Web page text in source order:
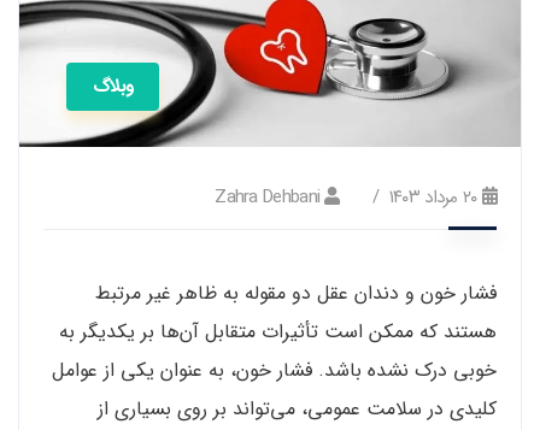
وبلاگ
۲۰ مرداد ۱۴۰۳ Zahra Dehbani
فشار خون و دندان عقل دو مقوله به ظاهر غیر مرتبط
هستند که ممکن است تأثیرات متقابل آن‌ها بر یکدیگر به
خوبی درک نشده باشد. فشار خون، به عنوان یکی از عوامل
کلیدی در سلامت عمومی، می‌تواند بر روی بسیاری از